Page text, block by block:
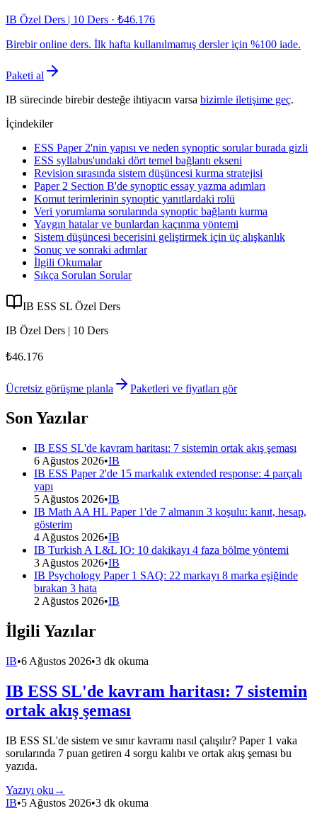
IB Özel Ders | 10 Ders · ₺46.176
Birebir online ders. İlk hafta kullanılmamış dersler için %100 iade.
Paketi al
IB sürecinde birebir desteğe ihtiyacın varsa bizimle iletişime geç.
İçindekiler
ESS Paper 2'nin yapısı ve neden synoptic sorular burada gizli
ESS syllabus'undaki dört temel bağlantı ekseni
Revision sırasında sistem düşüncesi kurma stratejisi
Paper 2 Section B'de synoptic essay yazma adımları
Komut terimlerinin synoptic yanıtlardaki rolü
Veri yorumlama sorularında synoptic bağlantı kurma
Yaygın hatalar ve bunlardan kaçınma yöntemi
Sistem düşüncesi becerisini geliştirmek için üç alışkanlık
Sonuç ve sonraki adımlar
İlgili Okumalar
Sıkça Sorulan Sorular
IB ESS SL Özel Ders
IB Özel Ders | 10 Ders
₺46.176
Ücretsiz görüşme planla Paketleri ve fiyatları gör
Son Yazılar
IB ESS SL'de kavram haritası: 7 sistemin ortak akış şeması
6 Ağustos 2026•IB
IB ESS Paper 2'de 15 markalık extended response: 4 parçalı
yapı
5 Ağustos 2026•IB
IB Math AA HL Paper 1'de 7 almanın 3 koşulu: kanıt, hesap,
gösterim
4 Ağustos 2026•IB
IB Turkish A L&L IO: 10 dakikayı 4 faza bölme yöntemi
3 Ağustos 2026•IB
IB Psychology Paper 1 SAQ: 22 markayı 8 marka eşiğinde
bırakan 3 hata
2 Ağustos 2026•IB
İlgili Yazılar
IB•6 Ağustos 2026•3 dk okuma
IB ESS SL'de kavram haritası: 7 sistemin
ortak akış şeması
IB ESS SL'de sistem ve sınır kavramı nasıl çalışılır? Paper 1 vaka
sorularında 7 puan getiren 4 sorgu kalıbı ve ortak akış şeması bu
yazıda.
Yazıyı oku →
IB•5 Ağustos 2026•3 dk okuma